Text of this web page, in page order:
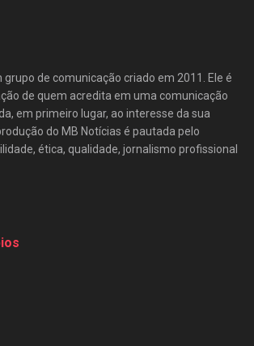
grupo de comunicação criado em 2011. Ele é
de quem acredita em uma comunicação
em primeiro lugar, ao interesse da sua
do MB Notícias é pautada pelo
ética, qualidade, jornalismo profissional